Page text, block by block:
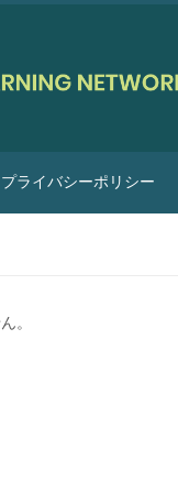
プライバシーポリシー
。